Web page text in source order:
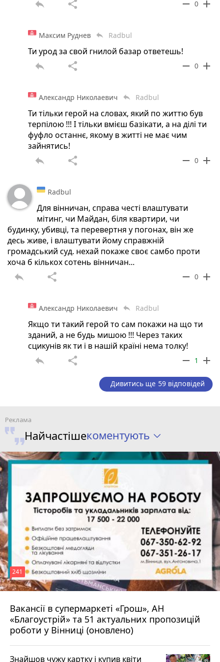
reply share remove 0 add
Максим Руднев reply Radbul
Ти урод за свой гнилой базар ответешь!
reply share remove 0 add
Александр Николаевич reply Radbul
Ти тільки герой на словах, який по життю був
терпілою !!! І тільки вмієш базікати, а на ділі ти
фуфло останнє, якому в житті не має чим
зайнятись!
reply share remove 0 add
Radbul
Для вінничан, справа честі влаштувати
мітинг, чи Майдан, біля квартири, чи
будинку, убивці, та перевертня у погонах, він же
десь живе, і влаштувати йому справжній
громадський суд. нехай покаже своє самбо проти
хоча б кількох сотень вінничан...
reply share remove 0 add
Александр Николаевич reply Radbul
Якщо ти такий герой то сам покажи на що ти
зданий, а не будь мишою !!! Через таких
сцикунів як ти і в нашій країні нема толку!
reply share remove 1 add
Дивитись ще 59 відповідей
Найчастішекоментують
Вакансії в супермаркеті «Грош», АН
«Благоустрій» та 51 актуальних пропозицій
роботи у Вінниці (оновлено)
241
4 серпня 2026 р.
Знайшов чужу картку і купив квіти